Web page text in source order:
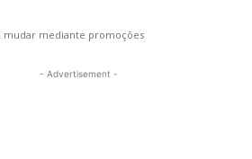
mediante promoções
- Advertisement -